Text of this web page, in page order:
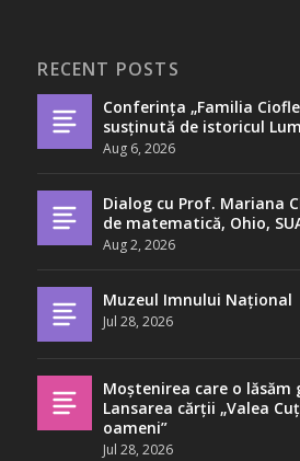
RECENT POSTS
Conferința „Familia
susținută de istoricul
Aug 6, 2026
Dialog cu Prof. Mariana
de matematică, Ohio,
Aug 2, 2026
Muzeul Imnului Național
Jul 28, 2026
Moștenirea care o
Lansarea cărții „Valea
oameni”
Jul 28, 2026